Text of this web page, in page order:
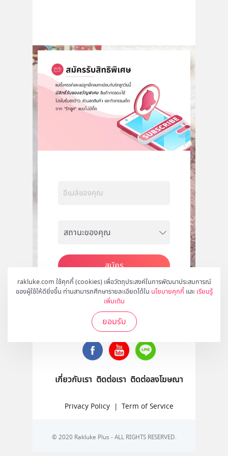
rakluke.com ใช้คุกกี้ (cookies) เพื่อวัตถุประสงค์ในการพัฒนาประสบการณ์
ของผู้ใช้ให้ดียิ่งขึ้น ท่านสามารถศึกษารายละเอียดได้ใน นโยบายคุกกี้ และ เรียนรู้
เพิ่มเติม
ยอมรับ
สมัคร
ติดตามเราได้ที่
เกี่ยวกับเรา ติดต่อเรา ติดต่อลงโฆษณา
Privacy Policy | Term of Service
© 2020 Rakluke Plus - ALL RIGHTS RESERVED.